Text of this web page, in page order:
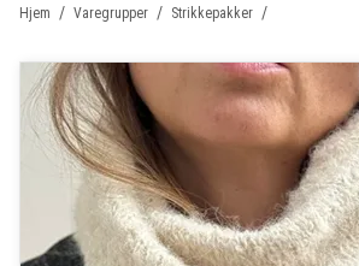
/
Hjem /
Varegrupper /
Strikkepakker